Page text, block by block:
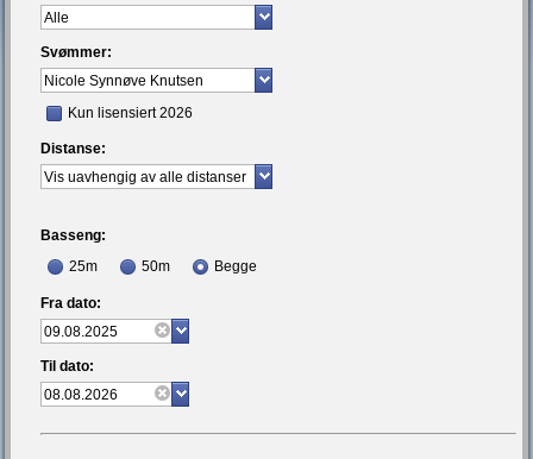
Svømmer:
Kun lisensiert 2026
Distanse:
Basseng:
25m
50m Begge
Fra dato:
Til dato: